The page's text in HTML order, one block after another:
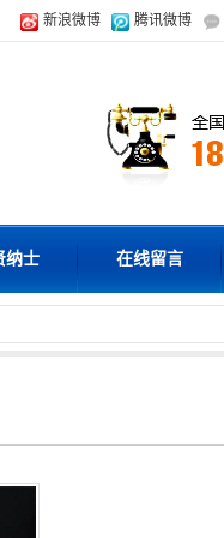
新浪微博 腾讯微博
纳士 在线留言